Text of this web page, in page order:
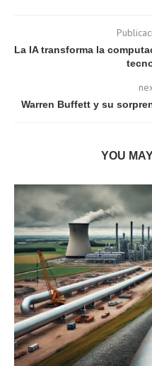
La IA transforma la
Warren Buffett y su
YOU